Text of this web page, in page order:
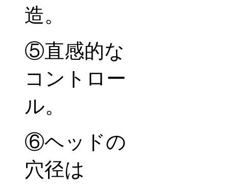
造。
⑤直感的な
コントロー
ル。
⑥ヘッドの
穴径は